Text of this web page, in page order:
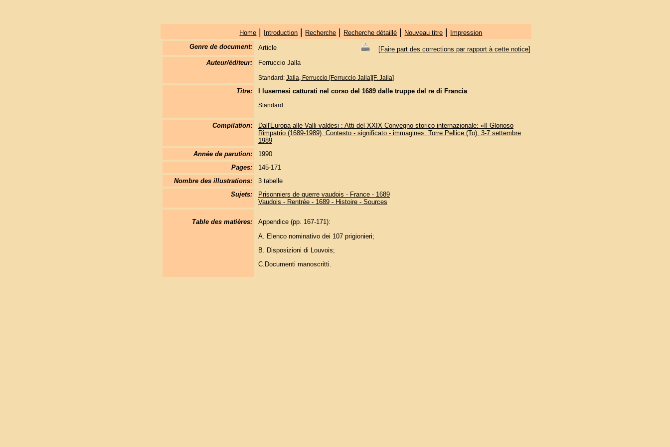
Home | Introduction | Recherche | Recherche détaillé | Nouveau titre |
Impression
Genre de document:
Article [Faire part des corrections par rapport à cette notice]
Auteur/éditeur:
Ferruccio Jalla
Standard: Jalla, Ferruccio [Ferruccio Jalla][F. Jalla]
Titre: I lusernesi catturati nel corso del 1689 dalle truppe del re di Francia
Standard:
Compilation:
Dall'Europa alle Valli valdesi : Atti del XXIX Convegno storico internazionale: «Il Glorioso
Rimpatrio (1689-1989). Contesto - significato - immagine». Torre Pellice (To), 3-7 settembre
1989
Année de parution:
1990
Pages:
145-171
Nombre des illustrations:
3 tabelle
Sujets:
Prisonniers de guerre vaudois - France - 1689
Vaudois - Rentrée - 1689 - Histoire - Sources
Table des matières:
Appendice (pp. 167-171):
A. Elenco nominativo dei 107 prigionieri;
B. Disposizioni di Louvois;
C.Documenti manoscritti.